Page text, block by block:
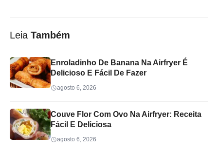
Leia Também
Enroladinho De Banana Na Airfryer É
Delicioso E Fácil De Fazer
agosto 6, 2026
Couve Flor Com Ovo Na Airfryer: Receita
Fácil E Deliciosa
agosto 6, 2026